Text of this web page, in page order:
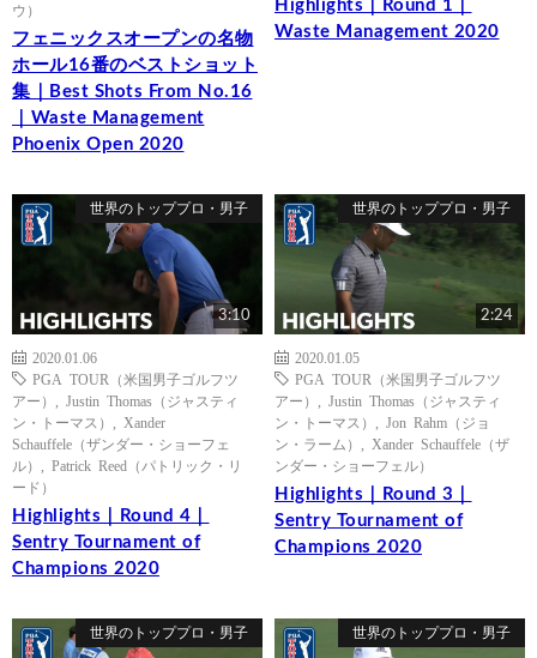
ウ）
フェニックスオープンの名物
ホール16番のベストショット
集｜Best Shots From No.16
｜Waste Management
Phoenix Open 2020
Highlights｜Round 1｜
Waste Management 2020
世界のトッププロ・男子
3:10
2020.01.06
PGA TOUR（米国男子ゴルフツ
アー）
Justin Thomas（ジャスティ
ン・トーマス）
Xander
Schauffele（ザンダー・ショーフェ
ル）
Patrick Reed（パトリック・リ
ード）
Highlights｜Round 4｜
Sentry Tournament of
Champions 2020
世界のトッププロ・男子
2:24
2020.01.05
PGA TOUR（米国男子ゴルフツ
アー）
Justin Thomas（ジャスティ
ン・トーマス）
Jon Rahm（ジョ
ン・ラーム）
Xander Schauffele（ザ
ンダー・ショーフェル）
Highlights｜Round 3｜
Sentry Tournament of
Champions 2020
世界のトッププロ・男子 世界のトッププロ・男子